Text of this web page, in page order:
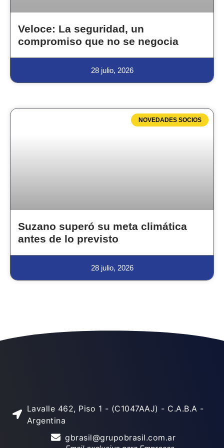
Veloce: La seguridad, un
compromiso que no se negocia
28 julio, 2026
NOVEDADES SOCIOS
Suzano superó su meta climática
antes de lo previsto
28 julio, 2026
Lavalle 462, Piso 1 - (C1047AAJ) - C.A.B.A -
Argentina
gbrasil@grupobrasil.com.ar